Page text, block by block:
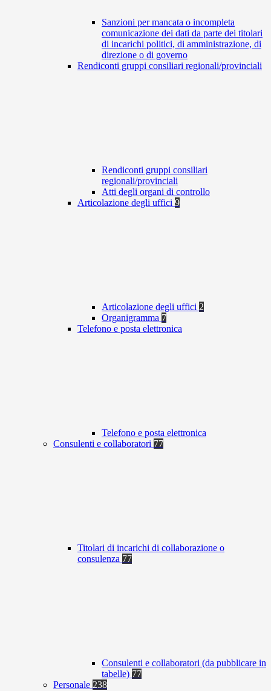
Sanzioni per mancata o incompleta
comunicazione dei dati da parte dei titolari
di incarichi politici, di amministrazione, di
direzione o di governo
Rendiconti gruppi consiliari regionali/provinciali
Rendiconti gruppi consiliari
regionali/provinciali
Atti degli organi di controllo
Articolazione degli uffici 9
Articolazione degli uffici 2
Organigramma 7
Telefono e posta elettronica
Telefono e posta elettronica
Consulenti e collaboratori 77
Titolari di incarichi di collaborazione o
consulenza 77
Consulenti e collaboratori (da pubblicare in
tabelle) 77
Personale 238